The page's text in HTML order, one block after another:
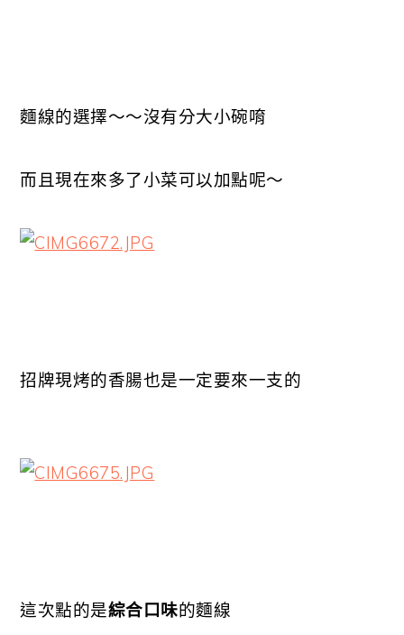
麵線的選擇～～沒有分大小碗唷
而且現在來多了小菜可以加點呢～
招牌現烤的香腸也是一定要來一支的
這次點的是綜合口味的麵線